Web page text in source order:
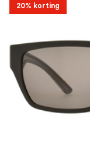
20% korting